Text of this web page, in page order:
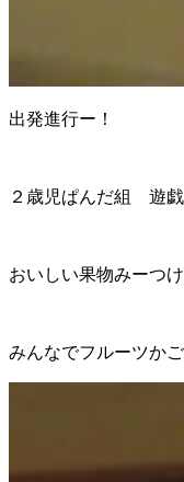
出発進行ー！
２歳児ぱんだ組 遊
おいしい果物みーつけ
みんなでフルーツかご